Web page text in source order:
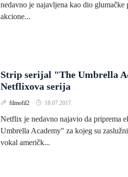
nedavno je najavljena kao dio
akcione...
Strip serijal "The Umbrella
Netflixova serija
filmofil2 18.07.2017.
Netflix je nedavno najavio da priprema
Umbrella Academy" za kojeg su
vokal američk...